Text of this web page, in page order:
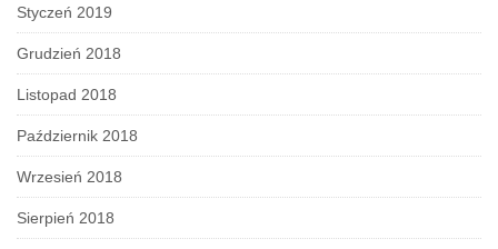
Styczeń 2019
Grudzień 2018
Listopad 2018
Październik 2018
Wrzesień 2018
Sierpień 2018